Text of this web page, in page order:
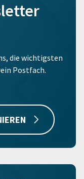
die wichtigsten
Postfach.